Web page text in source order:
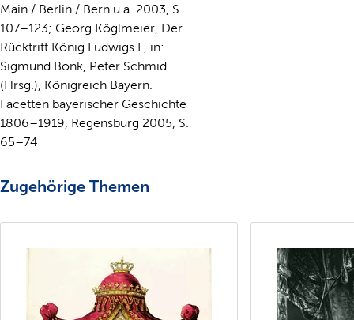
Main / Berlin / Bern u.a. 2003, S.
107–123; Georg Köglmeier, Der
Rücktritt König Ludwigs I., in:
Sigmund Bonk, Peter Schmid
(Hrsg.), Königreich Bayern.
Facetten bayerischer Geschichte
1806–1919, Regensburg 2005, S.
65–74
Zugehörige Themen